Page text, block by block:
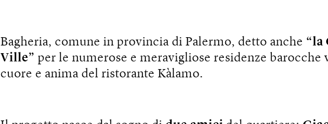
Bagheria, comune in provincia di Palermo, detto anche “la
Ville” per le numerose e meravigliose residenze barocche
cuore e anima del ristorante Kàlamo.